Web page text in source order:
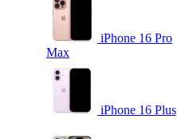
iPhone 16 Pro
Max
iPhone 16 Plus